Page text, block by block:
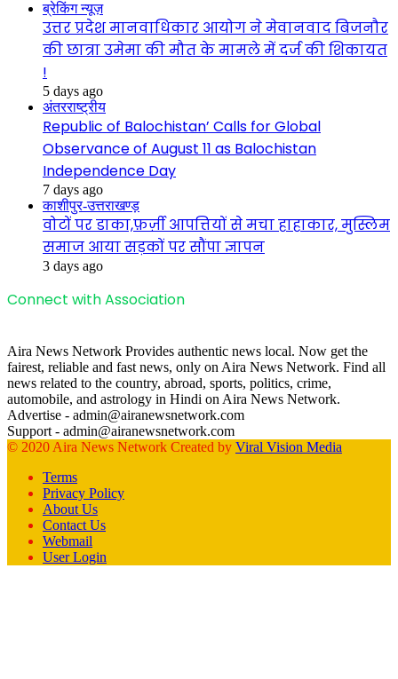
ब्रेकिंग न्यूज़
उत्तर प्रदेश मानवाधिकार आयोग ने मेवानवाद बिजनौर
की छात्रा उमेमा की मौत के मामले में दर्ज की शिकायत
!
5 days ago
अंतरराष्ट्रीय
Republic of Balochistan’ Calls for Global
Observance of August 11 as Balochistan
Independence Day
7 days ago
काशीपुर-उत्तराखण्ड़
वोटों पर डाका,फ़र्ज़ी आपत्तियों से मचा हाहाकार, मुस्लिम
समाज आया सड़कों पर सौंपा ज्ञापन
3 days ago
Connect with Association
Aira News Network Provides authentic news local. Now get the
fairest, reliable and fast news, only on Aira News Network. Find all
news related to the country, abroad, sports, politics, crime,
automobile, and astrology in Hindi on Aira News Network.
Advertise - admin@airanewsnetwork.com
Support - admin@airanewsnetwork.com
© 2020 Aira News Network Created by Viral Vision Media
Terms
Privacy Policy
About Us
Contact Us
Webmail
User Login